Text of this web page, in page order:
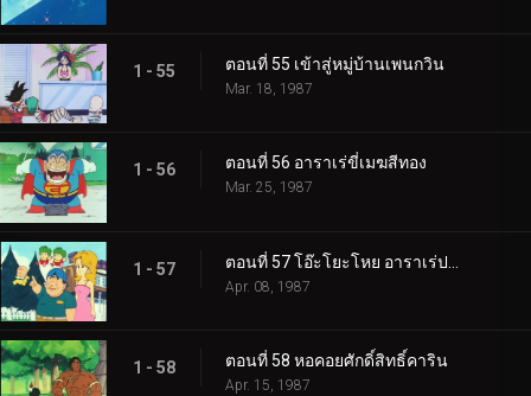
1 - 55 ตอนที่ 55 เข้าสู่หมู่บ้านเพนกวิน
Mar. 18, 1987
1 - 56 ตอนที่ 56 อาราเร่ขี่เมฆสีทอง
Mar. 25, 1987
1 - 57
Apr. 08, 1987
1 - 58 ตอนที่ 58 หอคอยศักดิ์สิทธิ์คาริน
Apr. 15, 1987